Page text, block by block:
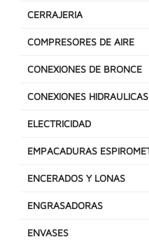
CERRAJERIA
COMPRESORES DE AIRE
CONEXIONES DE BRONCE
CONEXIONES HIDRAULICAS
ELECTRICIDAD
EMPACADURAS
ENCERADOS Y LONAS
ENGRASADORAS
ENVASES